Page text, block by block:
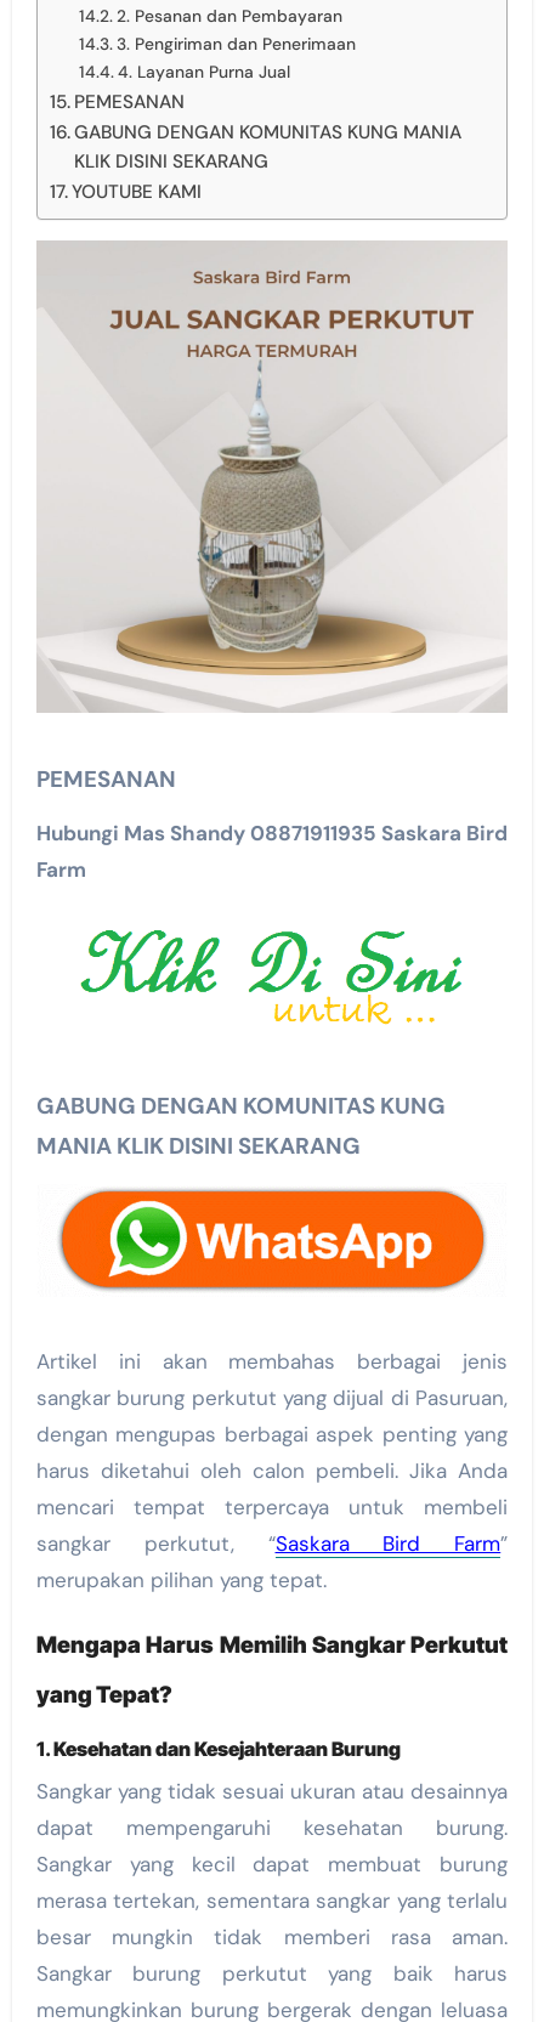
2. Pesanan dan Pembayaran
3. Pengiriman dan Penerimaan
4. Layanan Purna Jual
PEMESANAN
GABUNG DENGAN KOMUNITAS KUNG MANIA
KLIK DISINI SEKARANG
YOUTUBE KAMI
PEMESANAN
Hubungi Mas Shandy 08871911935 Saskara Bird
Farm
GABUNG DENGAN KOMUNITAS KUNG
MANIA KLIK DISINI SEKARANG
Artikel ini akan membahas berbagai jenis
sangkar burung perkutut yang dijual di Pasuruan,
dengan mengupas berbagai aspek penting yang
harus diketahui oleh calon pembeli. Jika Anda
mencari tempat terpercaya untuk membeli
sangkar perkutut, “Saskara Bird Farm”
merupakan pilihan yang tepat.
Mengapa Harus Memilih Sangkar Perkutut
yang Tepat?
1.Kesehatan dan Kesejahteraan Burung
Sangkar yang tidak sesuai ukuran atau desainnya
dapat mempengaruhi kesehatan burung.
Sangkar yang kecil dapat membuat burung
merasa tertekan, sementara sangkar yang terlalu
besar mungkin tidak memberi rasa aman.
Sangkar burung perkutut yang baik harus
memungkinkan burung bergerak dengan leluasa